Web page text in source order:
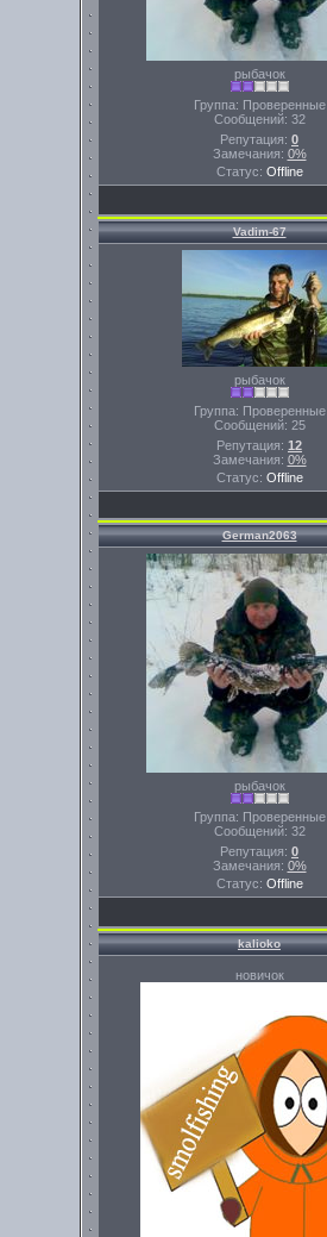
рыбачок
Группа: Проверенные
Сообщений: 32
Репутация: 0
Замечания: 0%
Статус: Offline
Vadim-67
рыбачок
Группа: Проверенные
Сообщений: 25
Репутация: 12
Замечания: 0%
Статус: Offline
German2063
рыбачок
Группа: Проверенные
Сообщений: 32
Репутация: 0
Замечания: 0%
Статус: Offline
kalioko
новичок